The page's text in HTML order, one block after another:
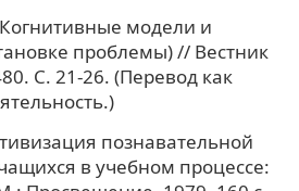
модели и
проблемы) // Вестник
С. 21-26. (Перевод как
познавательной
в учебном процессе: